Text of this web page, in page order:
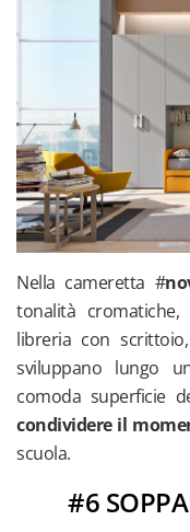
Nella cameretta #
tonalità
libreria con
sviluppano lungo
comoda superficie
condividere il
scuola.
#6